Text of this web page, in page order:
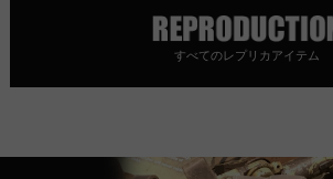
すべてのレプリカアイテム